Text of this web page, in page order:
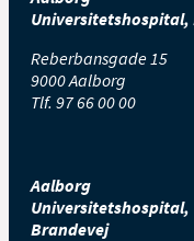
Universitetshospital,
Reberbansgade 15
9000 Aalborg
Tlf. 97 66 00 00
Aalborg
Universitetshospital,
Brandevej